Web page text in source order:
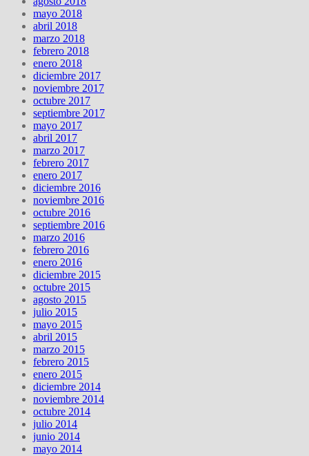
mayo 2018
abril 2018
marzo 2018
febrero 2018
enero 2018
diciembre 2017
noviembre 2017
octubre 2017
septiembre 2017
mayo 2017
abril 2017
marzo 2017
febrero 2017
enero 2017
diciembre 2016
noviembre 2016
octubre 2016
septiembre 2016
marzo 2016
febrero 2016
enero 2016
diciembre 2015
octubre 2015
agosto 2015
julio 2015
mayo 2015
abril 2015
marzo 2015
febrero 2015
enero 2015
diciembre 2014
noviembre 2014
octubre 2014
julio 2014
junio 2014
mayo 2014